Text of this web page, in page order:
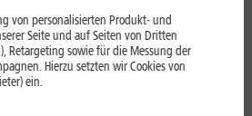
mit langer
Diese Modelle
besonders lange
von personalisierten Produkt- und
Seite und auf Seiten von Dritten
Retargeting sowie für die Messung der
Hierzu setzten wir Cookies von
ein.